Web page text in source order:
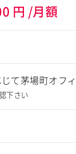
円 /月額
て茅場町オフ
下さい